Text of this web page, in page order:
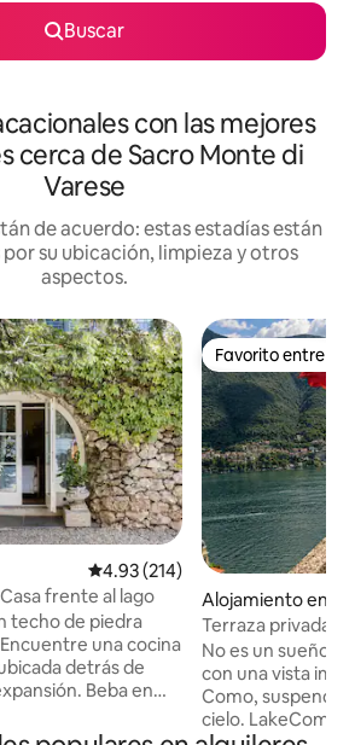
Buscar
con las mejores
cerca de Sacro Monte di
Varese
de acuerdo: estas estadías están
su ubicación, limpieza y otros
aspectos.
Calificación promedio: 4.93 de
4.93 (214)
frente al lago
techo de piedra
una cocina
detrás de
Beba en
sombreada. Diríjase
Favorito entre
Favorito entre
Alojamiento en
Terraza privada
George Clooney
No es un sueño:
con una vista
Como,
cielo.